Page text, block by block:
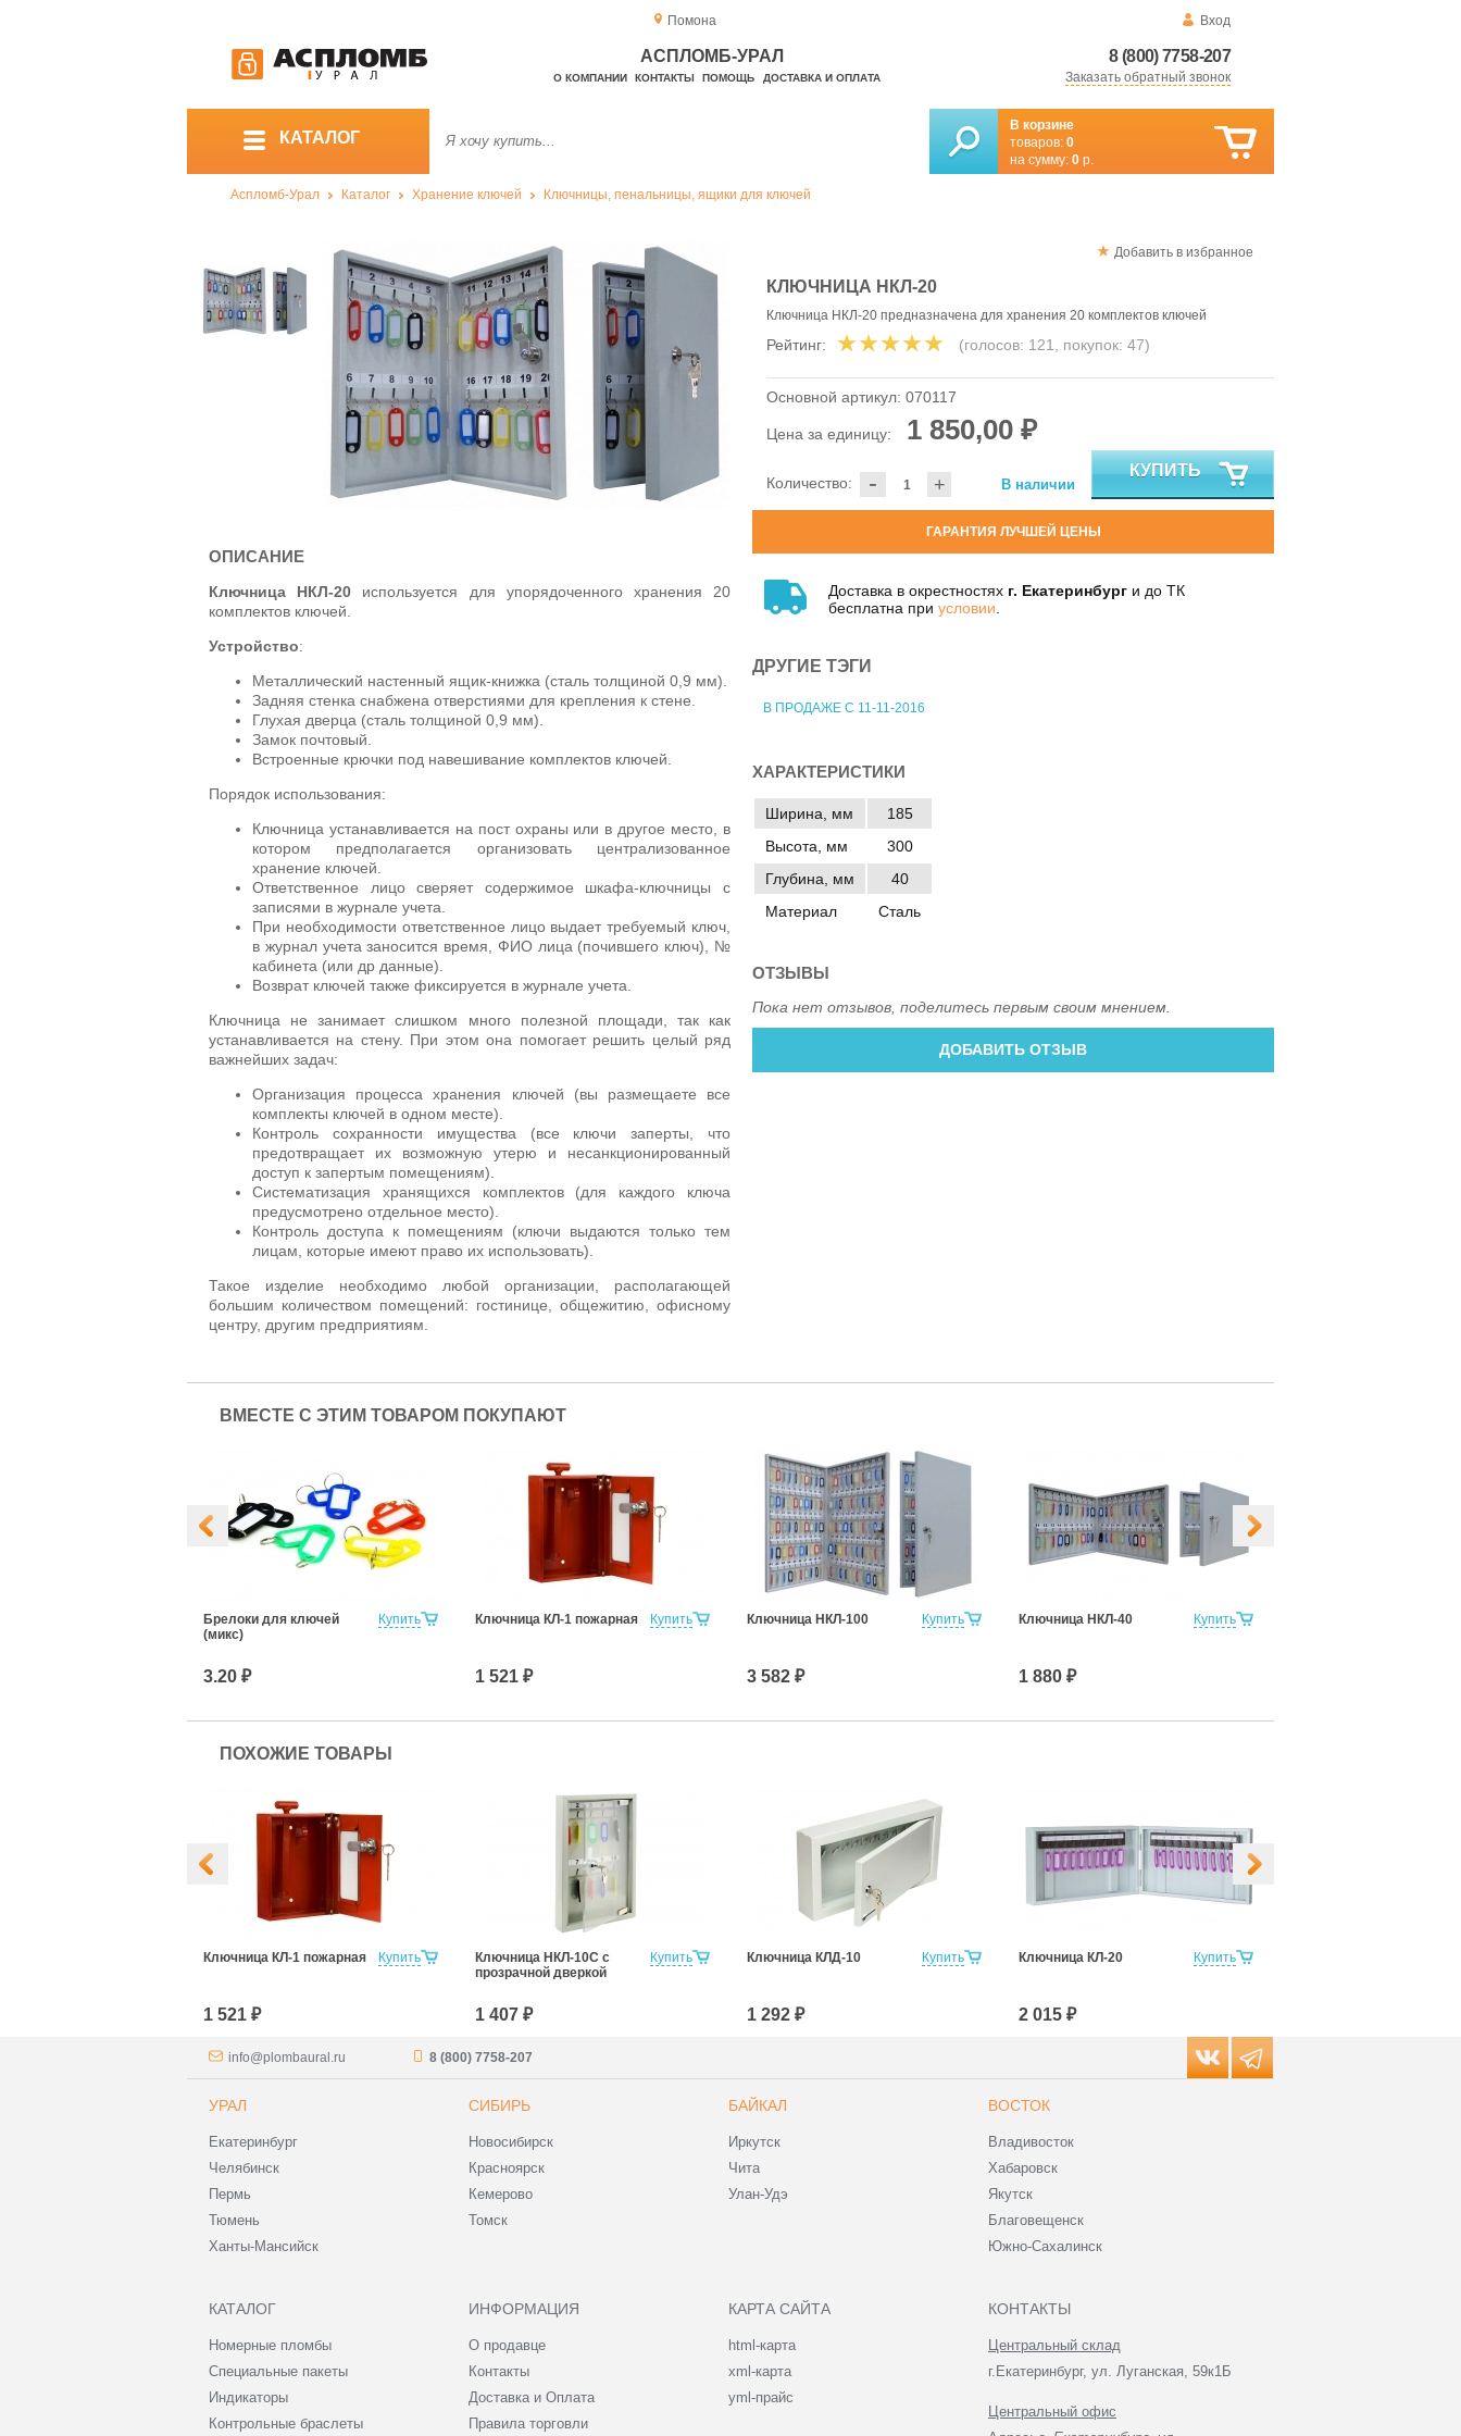
Помона Вход
8 (800) 7758-207
Заказать обратный звонок
АСПЛОМБ-УРАЛ
О КОМПАНИИ КОНТАКТЫ ПОМОЩЬ ДОСТАВКА И ОПЛАТА
КАТАЛОГ
В корзине
товаров: 0
на сумму: 0 р.
Аспломб-Урал Каталог Хранение ключей Ключницы, пенальницы, ящики для ключей
Добавить в избранное
КЛЮЧНИЦА НКЛ-20
Ключница НКЛ-20 предназначена для хранения 20 комплектов ключей
Рейтинг: (голосов: 121, покупок: 47)
Основной артикул: 070117
Цена за единицу: 1 850,00 ₽
- +
Количество: В наличии
КУПИТЬ
ГАРАНТИЯ ЛУЧШЕЙ ЦЕНЫ
Доставка в окрестностях г. Екатеринбург и до ТК
бесплатна при условии
ДРУГИЕ ТЭГИ
В ПРОДАЖЕ С 11-11-2016
ОПИСАНИЕ
Ключница НКЛ-20 используется для упорядоченного хранения 20
комплектов ключей.
Устройство:
Металлический настенный ящик-книжка (сталь толщиной 0,9 мм).
Задняя стенка снабжена отверстиями для крепления к стене.
Глухая дверца (сталь толщиной 0,9 мм).
Замок почтовый.
Встроенные крючки под навешивание комплектов ключей.
Порядок использования:
Ключница устанавливается на пост охраны или в другое место, в
котором предполагается организовать централизованное
хранение ключей.
Ответственное лицо сверяет содержимое шкафа-ключницы с
записями в журнале учета.
При необходимости ответственное лицо выдает требуемый ключ,
в журнал учета заносится время, ФИО лица (почившего ключ), №
кабинета (или др данные).
Возврат ключей также фиксируется в журнале учета.
Ключница не занимает слишком много полезной площади, так как
устанавливается на стену. При этом она помогает решить целый ряд
важнейших задач:
Организация процесса хранения ключей (вы размещаете все
комплекты ключей в одном месте).
Контроль сохранности имущества (все ключи заперты, что
предотвращает их возможную утерю и несанкционированный
доступ к запертым помещениям).
Систематизация хранящихся комплектов (для каждого ключа
предусмотрено отдельное место).
Контроль доступа к помещениям (ключи выдаются только тем
лицам, которые имеют право их использовать).
Такое изделие необходимо любой организации, располагающей
большим количеством помещений: гостинице, общежитию, офисному
центру, другим предприятиям.
ХАРАКТЕРИСТИКИ
Ширина, мм
185
Высота, мм
300
Глубина, мм
40
Материал
Сталь
ОТЗЫВЫ
Пока нет отзывов, поделитесь первым своим мнением.
ДОБАВИТЬ ОТЗЫВ
ВМЕСТЕ С ЭТИМ ТОВАРОМ ПОКУПАЮТ
Купить
Брелоки для ключей
(микс)
3.20 ₽
Купить
Ключница КЛ-1 пожарная
1 521 ₽
Купить
Ключница НКЛ-100
3 582 ₽
Купить
Ключница НКЛ-40
1 880 ₽
ПОХОЖИЕ ТОВАРЫ
Купить
Ключница КЛ-1 пожарная
1 521 ₽
Купить
Ключница НКЛ-10С с
прозрачной дверкой
1 407 ₽
Купить
Ключница КЛД-10
1 292 ₽
Купить
Ключница КЛ-20
2 015 ₽
info@plombaural.ru 8 (800) 7758-207
УРАЛ
Екатеринбург
Челябинск
Пермь
Тюмень
Ханты-Мансийск
СИБИРЬ
Новосибирск
Красноярск
Кемерово
Томск
БАЙКАЛ
Иркутск
Чита
Улан-Удэ
ВОСТОК
Владивосток
Хабаровск
Якутск
Благовещенск
Южно-Сахалинск
КАТАЛОГ
Номерные пломбы
Специальные пакеты
Индикаторы
Контрольные браслеты
ИНФОРМАЦИЯ
О продавце
Контакты
Доставка и Оплата
Правила торговли
КАРТА САЙТА
html-карта
xml-карта
yml-прайс
КОНТАКТЫ
Центральный склад
г.Екатеринбург, ул. Луганская, 59к1Б
Центральный офис